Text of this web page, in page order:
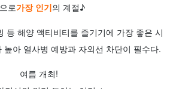
로가장 인기의 계절♪
등 해양 액티비티를 즐기기에 가장 좋은 시
높아 열사병 예방과 자외선 차단이 필수다.
여름 개최!